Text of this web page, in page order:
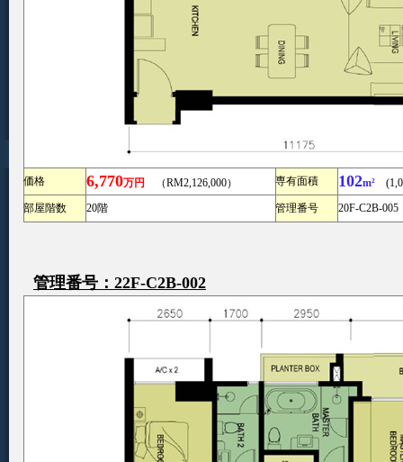
価格 6,770万円 （RM2,126,000） 専有面積 102m²
部屋階数
20階 管理番号 20F-C2B-005
管理番号：22F-C2B-002